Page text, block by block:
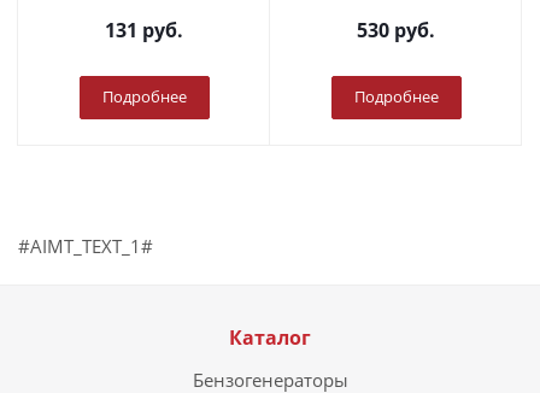
131 руб.
Подробнее
530 руб.
Подробнее
#AIMT_TEXT_1#
Каталог
Бензогенераторы